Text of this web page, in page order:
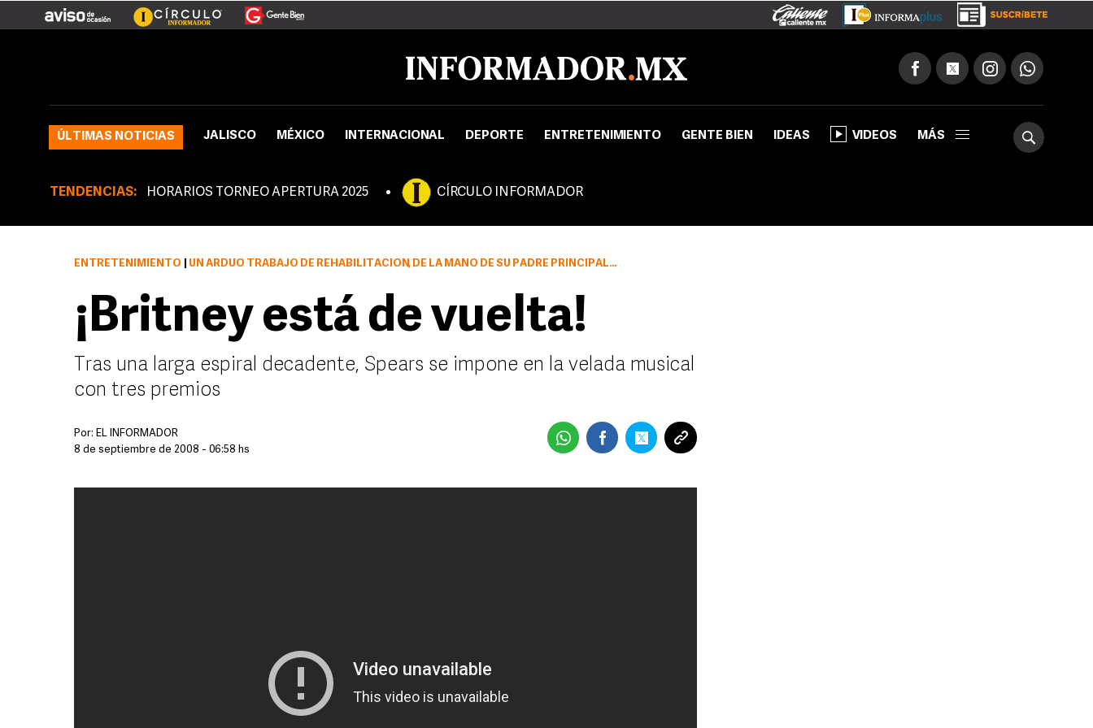
ÚLTIMAS NOTICIAS JALISCO MÉXICO INTERNACIONAL DEPORTE ENTRETENIMIENTO GENTE BIEN IDEAS VIDEOS MÁS
TENDENCIAS: HORARIOS TORNEO APERTURA 2025 CÍRCULO INFORMADOR
ENTRETENIMIENTO UN ARDUO TRABAJO DE REHABILITACIÓN, DE LA MANO DE SU PADRE PRINCIPALMENTE, FINALMENTE DIO RESULTADOS
¡Britney está de vuelta!
Tras una larga espiral decadente, Spears se impone en la velada musical
con tres premios
Por: EL INFORMADOR
8 de septiembre de 2008 - 06:58 hs